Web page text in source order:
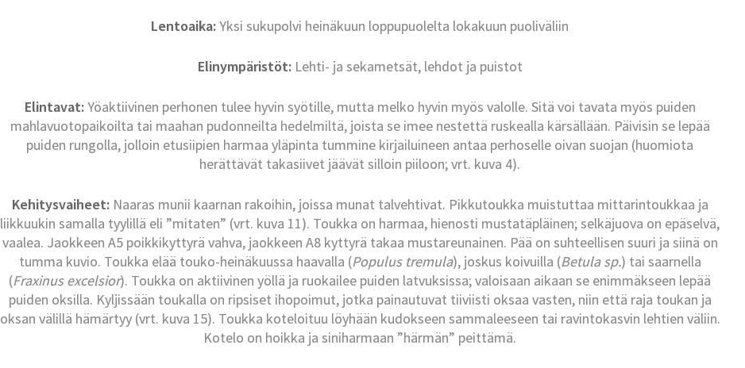
Lentoaika:Yksi sukupolvi heinäkuun loppupuolelta lokakuun puoliväliin
Elinympäristöt:Lehti- ja sekametsät, lehdot ja puistot
Elintavat:Yöaktiivinen perhonen tulee hyvin syötille, mutta melko hyvin myös valolle. Sitä voi tavata myös puiden
mahlavuotopaikoilta tai maahan pudonneilta hedelmiltä, joista se imee nestettä ruskealla kärsällään. Päivisin se lepää
puiden rungolla, jolloin etusiipien harmaa yläpinta tummine kirjailuineen antaa perhoselle oivan suojan (huomiota
herättävät takasiivet jäävät silloin piiloon; vrt. kuva 4).
Kehitysvaiheet:Naaras munii kaarnan rakoihin, joissa munat talvehtivat. Pikkutoukka muistuttaa mittarintoukkaa ja
liikkuukin samalla tyylillä eli ”mitaten” (vrt. kuva 11). Toukka on harmaa, hienosti mustatäpläinen; selkäjuova on epäselvä,
vaalea. Jaokkeen A5 poikkikyttyrä vahva, jaokkeen A8 kyttyrä takaa mustareunainen. Pää on suhteellisen suuri ja siinä on
tumma kuvio. Toukka elää touko-heinäkuussa haavalla (Populus tremula), joskus koivuilla (Betula sp.) tai saarnella
(Fraxinus excelsior). Toukka on aktiivinen yöllä ja ruokailee puiden latvuksissa; valoisaan aikaan se enimmäkseen lepää
puiden oksilla. Kyljissään toukalla on ripsiset ihopoimut, jotka painautuvat tiiviisti oksaa vasten, niin että raja toukan ja
oksan välillä hämärtyy (vrt. kuva 15). Toukka koteloituu löyhään kudokseen sammaleeseen tai ravintokasvin lehtien väliin.
Kotelo on hoikka ja siniharmaan ”härmän” peittämä.